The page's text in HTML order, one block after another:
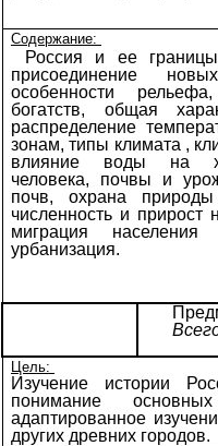
Содержание:
Россия и ее
присоединение
особенности
богатств, общая
распределение
зонам, типы климата ,
влияние воды на
человека, почвы и
почв, охрана
численность и прирост
миграция
урбанизация.
Цель:
Изучение истории
понимание
адаптированное
других древних городов.